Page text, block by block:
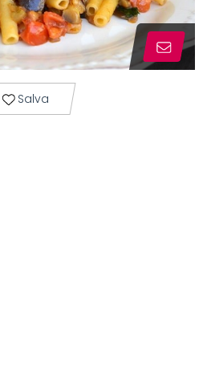
Salva